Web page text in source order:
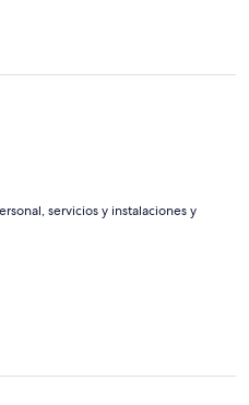
servicios y instalaciones y